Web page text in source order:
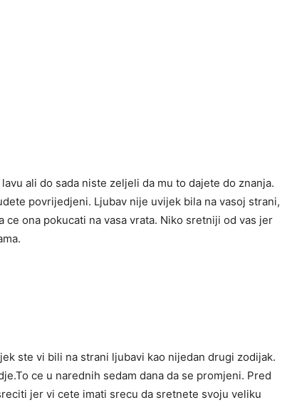
ali do sada niste zeljeli da mu to dajete do znanja.
povrijedjeni. Ljubav nije uvijek bila na vasoj strani,
ce ona pokucati na vasa vrata. Niko sretniji od vas jer
ste vi bili na strani ljubavi kao nijedan drugi zodijak.
ce u narednih sedam dana da se promjeni. Pred
jer vi cete imati srecu da sretnete svoju veliku